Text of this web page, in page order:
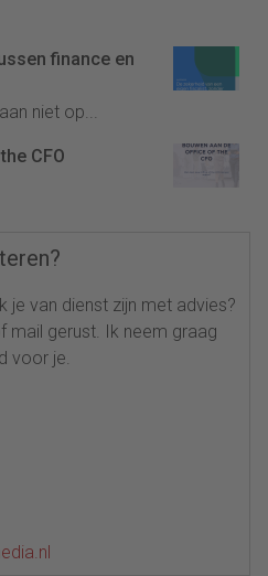
finance en
niet op...
CFO
je van dienst zijn met advies?
mail gerust. Ik neem graag
voor je.